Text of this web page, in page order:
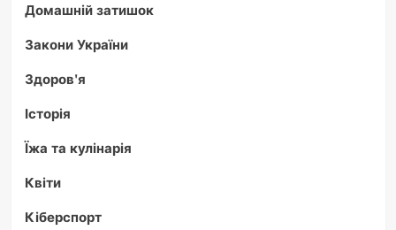
Домашній затишок
Закони України
Здоров'я
Історія
Їжа та кулінарія
Квіти
Кіберспорт